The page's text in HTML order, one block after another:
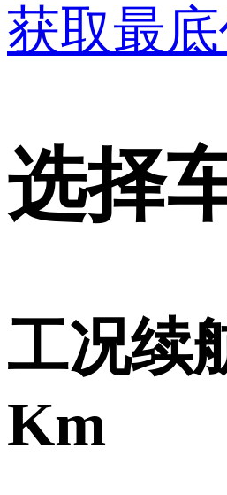
获取最
选择
工况续
Km